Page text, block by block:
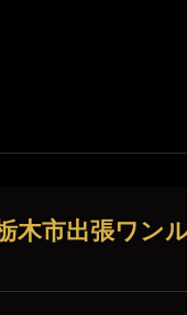
木市出張ワン